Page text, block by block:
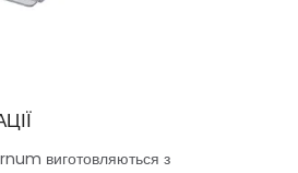
виготовляються з